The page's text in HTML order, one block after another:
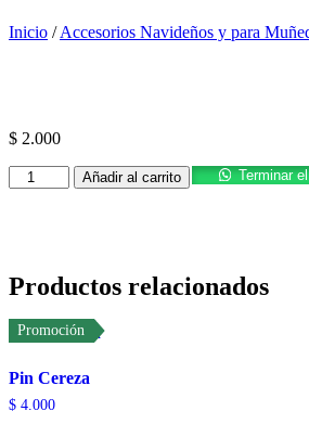
Inicio /Accesorios Navideños y para
$ 2.000
Pompom-
Verde
Añadir al carrito Terminar
Productos relacionados
Promoción
Pin Cereza
$ 4.000